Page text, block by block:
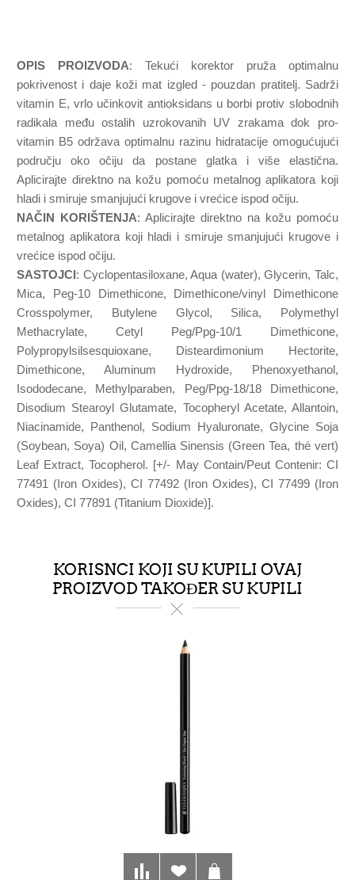
OPIS PROIZVODA: Tekući korektor pruža optimalnu
pokrivenost i daje koži mat izgled - pouzdan pratitelj. Sadrži
vitamin E, vrlo učinkovit antioksidans u borbi protiv slobodnih
radikala među ostalih uzrokovanih UV zrakama dok pro-
vitamin B5 održava optimalnu razinu hidratacije omogućujući
području oko očiju da postane glatka i više elastična.
Aplicirajte direktno na kožu pomoću metalnog aplikatora koji
hladi i smiruje smanjujući krugove i vrećice ispod očiju.
NAČIN KORIŠTENJA: Aplicirajte direktno na kožu pomoću
metalnog aplikatora koji hladi i smiruje smanjujući krugove i
vrećice ispod očiju.
SASTOJCI: Cyclopentasiloxane, Aqua (water), Glycerin, Talc,
Mica, Peg-10 Dimethicone, Dimethicone/vinyl Dimethicone
Crosspolymer, Butylene Glycol, Silica, Polymethyl
Methacrylate, Cetyl Peg/Ppg-10/1 Dimethicone,
Polypropylsilsesquioxane, Disteardimonium Hectorite,
Dimethicone, Aluminum Hydroxide, Phenoxyethanol,
Isododecane, Methylparaben, Peg/Ppg-18/18 Dimethicone,
Disodium Stearoyl Glutamate, Tocopheryl Acetate, Allantoin,
Niacinamide, Panthenol, Sodium Hyaluronate, Glycine Soja
(Soybean, Soya) Oil, Camellia Sinensis (Green Tea, thé vert)
Leaf Extract, Tocopherol. [+/- May Contain/Peut Contenir: CI
77491 (Iron Oxides), CI 77492 (Iron Oxides), CI 77499 (Iron
Oxides), CI 77891 (Titanium Dioxide)].
KORISNCI KOJI SU KUPILI OVAJ
PROIZVOD TAKOĐER SU KUPILI